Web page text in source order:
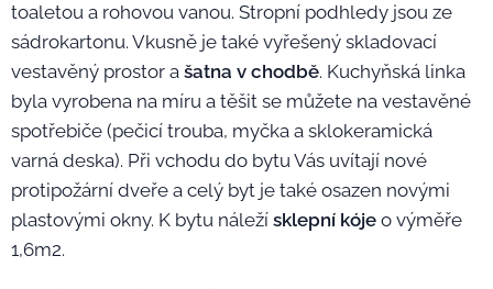
toaletou a rohovou vanou. Stropní podhledy jsou ze
sádrokartonu. Vkusně je také vyřešený skladovací
vestavěný prostor a šatna v chodbě. Kuchyňská linka
byla vyrobena na míru a těšit se můžete na vestavěné
spotřebiče (pečicí trouba, myčka a sklokeramická
varná deska). Při vchodu do bytu Vás uvítají nové
protipožární dveře a celý byt je také osazen novými
plastovými okny. K bytu náleží sklepní kóje o výměře
1,6m2.